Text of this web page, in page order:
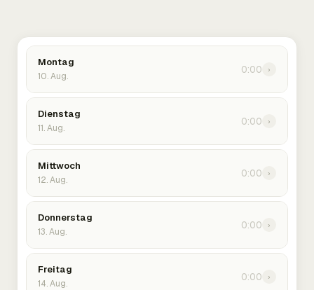
Montag
10. Aug.
0:00 ›
Dienstag
11. Aug.
0:00 ›
Mittwoch
12. Aug.
0:00 ›
Donnerstag
13. Aug.
0:00 ›
Freitag
14. Aug.
0:00 ›